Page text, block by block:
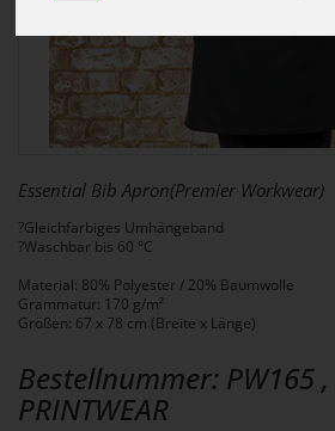
Essential Bib Apron(Premier Workwear)
?Gleichfarbiges Umhängeband
?Waschbar bis 60 °C
Material: 80% Polyester / 20% Baumwolle
Grammatur: 170 g/m²
Größen: 67 x 78 cm (Breite x Länge)
Bestellnummer: PW165
PRINTWEAR